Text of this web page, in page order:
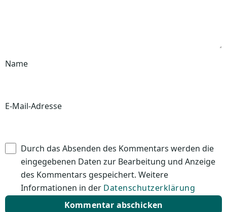
Name
E-Mail-Adresse
Durch das Absenden des Kommentars werden die
eingegebenen Daten zur Bearbeitung und Anzeige
des Kommentars gespeichert. Weitere
Informationen in der Datenschutzerklärung